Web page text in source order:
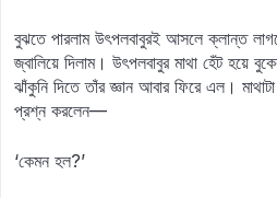
বুঝতে পারলাম উৎপলবাবুরই আসলে ক্লান্ত
জ্বালিয়ে দিলাম। উৎপলবাবুর মাথা হেঁট হয়ে
ঝাঁকুনি দিতে তাঁর জ্ঞান আবার ফিরে এল।
প্রশ্ন করলেন—
‘কেমন হল?’